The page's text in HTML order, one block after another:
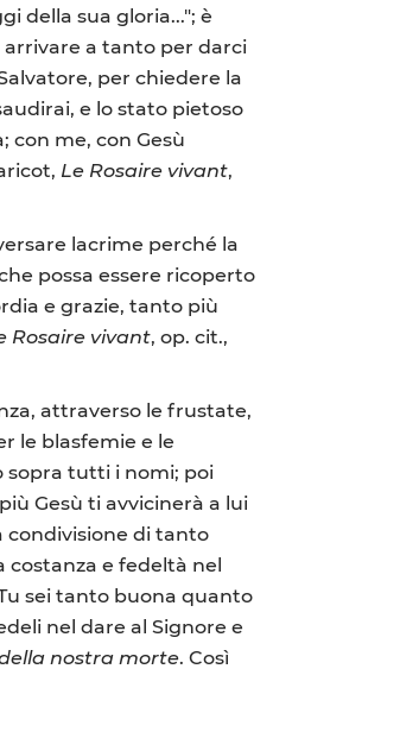
della sua gloria..."; è
arrivare a tanto per darci
per chiedere la
e lo stato pietoso
me, con Gesù
Le Rosaire vivant,
lacrime perché la
possa essere ricoperto
e grazie, tanto più
Rosaire vivant, op. cit.,
attraverso le frustate,
le blasfemie e le
sopra tutti i nomi; poi
Gesù ti avvicinerà a lui
condivisione di tanto
e fedeltà nel
sei tanto buona quanto
nel dare al Signore e
nostra morte. Così